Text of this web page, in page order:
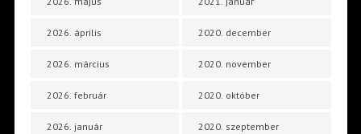
2026. április
2026. március
2026. február
2026. január
2020. december
2020. november
2020. október
2020. szeptember